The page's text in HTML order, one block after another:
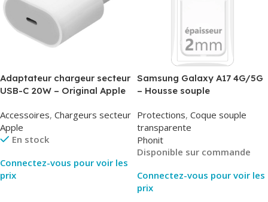
Adaptateur chargeur secteur
USB-C 20W – Original Apple
Accessoires, Chargeurs secteur
Apple
En stock
Connectez-vous pour voir les
prix
Samsung Galaxy A17 4G/5G
– Housse souple
Protections, Coque souple
transparente
Phonit
Disponible sur commande
Connectez-vous pour voir les
prix